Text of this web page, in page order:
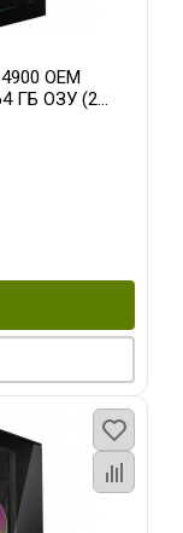
OEM
ГБ ОЗУ (2
Bit 3xDP